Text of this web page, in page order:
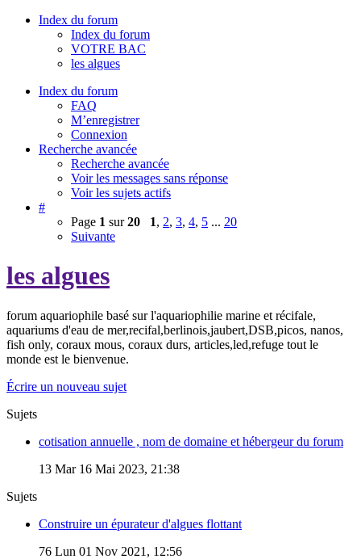
Index du forum
Index du forum
VOTRE BAC
les algues
Index du forum
FAQ
M’enregistrer
Connexion
Recherche avancée
Recherche avancée
Voir les messages sans réponse
Voir les sujets actifs
#
Page 1 sur20 1, 2, 3, 4, 5 ... 20
Suivante
les algues
forum aquariophile basé sur l'aquariophilie marine et récifale,
aquariums d'eau de mer,recifal,berlinois,jaubert,DSB,picos, nanos,
fish only, coraux mous, coraux durs, articles,led,refuge tout le
monde est le bienvenue.
Écrire un nouveau sujet
Sujets
cotisation annuelle , nom de domaine et hébergeur du forum
13 Mar 16 Mai 2023, 21:38
Sujets
Construire un épurateur d'algues flottant
76 Lun 01 Nov 2021, 12:56